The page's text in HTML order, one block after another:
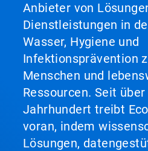
Anbieter von
Dienstleistungen in
Wasser, Hygiene und
Infektionsprävention
Menschen und
Ressourcen. Seit
Jahrhundert treibt
voran, indem
Lösungen,